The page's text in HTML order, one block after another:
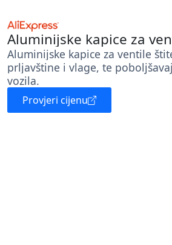
Aluminijske kapice za
Aluminijske kapice za ventile
prljavštine i vlage, te
vozila.
Provjeri cijenu